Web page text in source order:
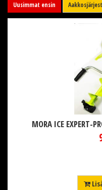
Uusimmat ensin
MORA ICE EXPERT-